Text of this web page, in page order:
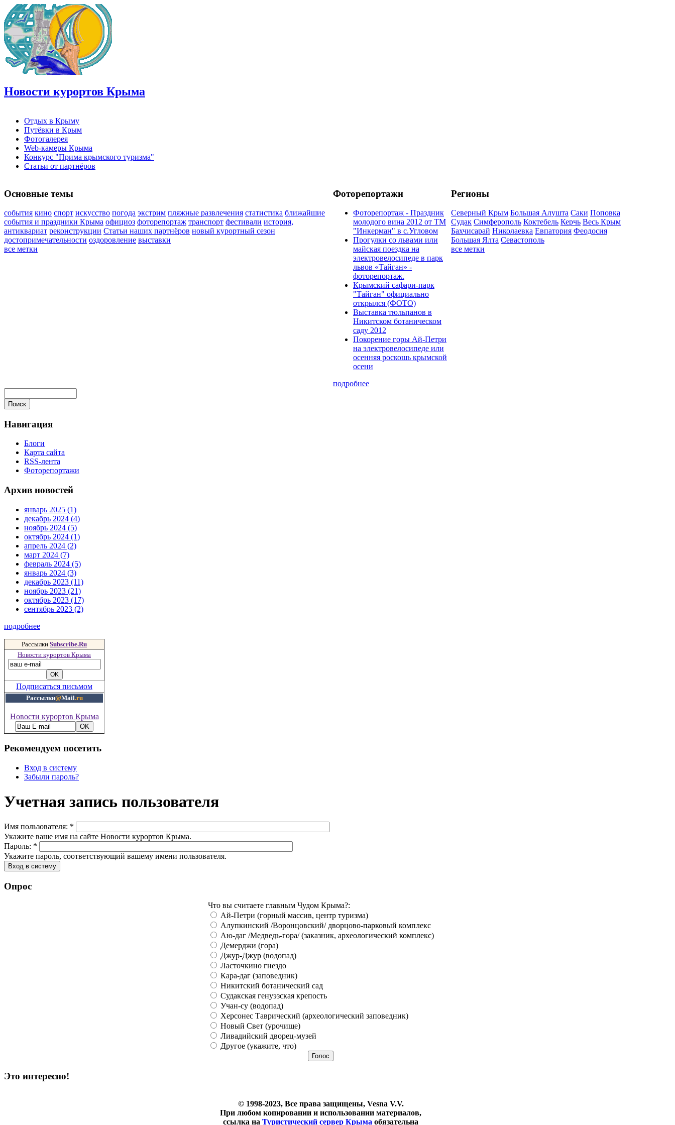
Новости курортов Крыма
Отдых в Крыму
Путёвки в Крым
Фотогалерея
Web-камеры Крыма
Конкурс "Прима крымского туризма"
Статьи от партнёров
Основные темы
события кино спорт искусство погода экстрим пляжные развлечения статистика ближайшие
события и праздники Крыма официоз фоторепортаж транспорт фестивали история,
антиквариат реконструкции Статьи наших партнёров новый курортный сезон
достопримечательности оздоровление выставки
все метки
Фоторепортажи
Фоторепортаж - Праздник
молодого вина 2012 от ТМ
"Инкерман" в с.Угловом
Прогулки cо львами или
майская поездка на
электровелосипеде в парк
львов «Тайган» -
фоторепортаж.
Крымский сафари-парк
"Тайган" официально
открылся (ФОТО)
Выставка тюльпанов в
Никитском ботаническом
саду 2012
Покорение горы Ай-Петри
на электровелосипеде или
осенняя роскошь крымской
осени
подробнее
Регионы
Северный Крым Большая Алушта Саки Поповка
Судак Симферополь Коктебель Керчь Весь Крым
Бахчисарай Николаевка Евпатория Феодосия
Большая Ялта Севастополь
все метки
Навигация
Блоги
Карта сайта
RSS-лента
Фоторепортажи
Архив новостей
январь 2025 (1)
декабрь 2024 (4)
ноябрь 2024 (5)
октябрь 2024 (1)
апрель 2024 (2)
март 2024 (7)
февраль 2024 (5)
январь 2024 (3)
декабрь 2023 (11)
ноябрь 2023 (21)
октябрь 2023 (17)
сентябрь 2023 (2)
подробнее
Рассылки Subscribe.Ru
Новости курортов Крыма
Подписаться письмом
Рассылки@Mail.ru
Новости курортов Крыма
Рекомендуем посетить
Вход в систему
Забыли пароль?
Учетная запись пользователя
Имя пользователя: *
Укажите ваше имя на сайте Новости курортов Крыма.
Пароль: *
Укажите пароль, соответствующий вашему имени пользователя.
Опрос
Что вы считаете главным Чудом Крыма?:
Ай-Петри (горный массив, центр туризма)
Алупкинский /Воронцовский/ дворцово-парковый комплекс
Аю-даг /Медведь-гора/ (заказник, археологический комплекс)
Демерджи (гора)
Джур-Джур (водопад)
Ласточкино гнездо
Кара-даг (заповедник)
Никитский ботанический сад
Судакская генуэзская крепость
Учан-су (водопад)
Херсонес Таврический (археологический заповедник)
Новый Свет (урочище)
Ливадийский дворец-музей
Другое (укажите, что)
Это интересно!
© 1998-2023, Все права защищены, Vesna V.V.
При любом копировании и использовании материалов,
ссылка наТуристический сервер Крыма обязательна